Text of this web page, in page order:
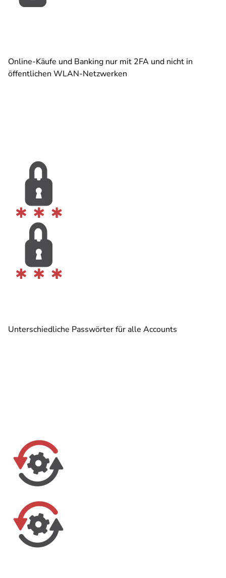
Online-Käufe und Banking nur mit 2FA und nicht in
öffentlichen WLAN-Netzwerken
Unterschiedliche Passwörter für alle Accounts